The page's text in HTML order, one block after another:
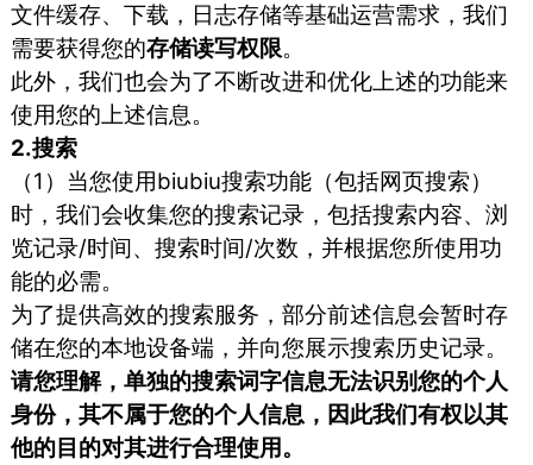
文件缓存、下载，日志存储等基础运营需求，我们
需要获得您的存储读写权限。
此外，我们也会为了不断改进和优化上述的功能来
使用您的上述信息。
2.搜索
（1）当您使用biubiu搜索功能（包括网页搜索）
时，我们会收集您的搜索记录，包括搜索内容、浏
览记录/时间、搜索时间/次数，并根据您所使用功
能的必需。
为了提供高效的搜索服务，部分前述信息会暂时存
储在您的本地设备端，并向您展示搜索历史记录。
请您理解，单独的搜索词字信息无法识别您的个人
身份，其不属于您的个人信息，因此我们有权以其
他的目的对其进行合理使用。